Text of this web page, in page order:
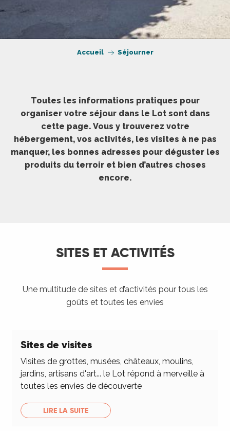
Accueil Séjourner
Toutes les informations pratiques pour
organiser votre séjour dans le Lot sont dans
cette page. Vous y trouverez votre
hébergement, vos activités, les visites à ne pas
manquer, les bonnes adresses pour déguster les
produits du terroir et bien d’autres choses
encore.
SITES ET ACTIVITÉS
Une multitude de sites et d’activités pour tous les
goûts et toutes les envies
Sites de visites
Visites de grottes, musées, châteaux, moulins,
jardins, artisans d'art... le Lot répond à merveille à
toutes les envies de découverte
LIRE LA SUITE